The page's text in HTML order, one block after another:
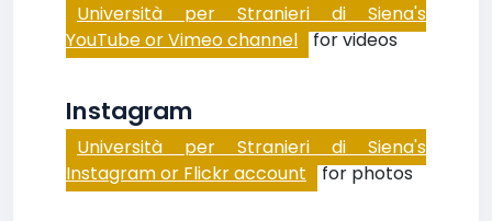
Università per Stranieri di Siena's
YouTube or Vimeo channel for videos
Instagram
Università per Stranieri di Siena's
Instagram or Flickr account for photos